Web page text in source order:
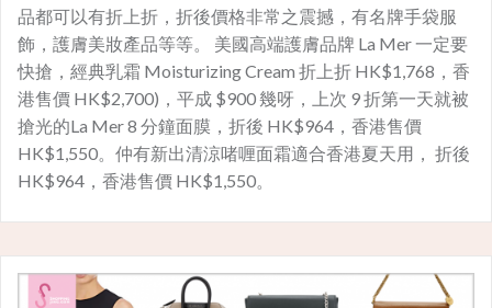
品都可以有折上折，折後價格非常之震撼，有名牌手袋服
飾，護膚美妝產品等等。 美國高端護膚品牌 La Mer 一定要
快搶，經典乳霜 Moisturizing Cream 折上折 HK$1,768，香
港售價 HK$2,700)，平成 $900 幾呀，上次 9 折第一天就被
搶光的La Mer 8 分鐘面膜，折後 HK$964，香港售價
HK$1,550。仲有新出清涼啫喱面霜適合香港夏天用， 折後
HK$964，香港售價 HK$1,550。